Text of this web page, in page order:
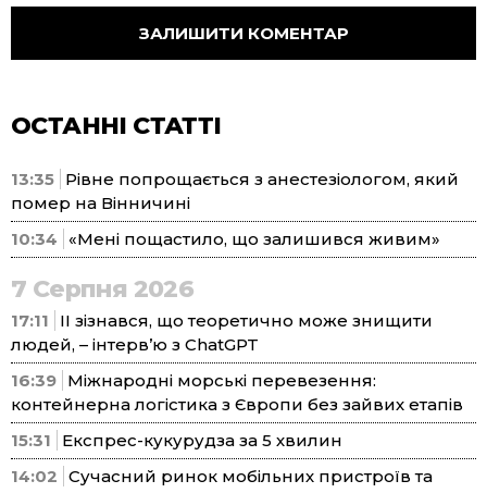
ОСТАННІ СТАТТІ
13:35 Рівне попрощається з анестезіологом, який
помер на Вінничині
10:34
«Мені пощастило, що залишився живим»
7 Серпня 2026
17:11
ІІ зізнався, що теоретично може знищити
людей, – інтерв’ю з ChatGPT
16:39 Міжнародні морські перевезення:
контейнерна логістика з Європи без зайвих етапів
15:31
Експрес-кукурудза за 5 хвилин
14:02 Сучасний ринок мобільних пристроїв та